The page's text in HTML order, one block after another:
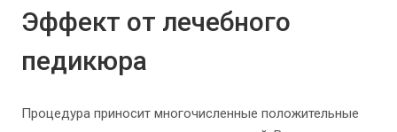
Эффект от лечебного
педикюра
Процедура приносит многочисленные положительные